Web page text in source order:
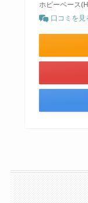
ホビーベース
口コミを見